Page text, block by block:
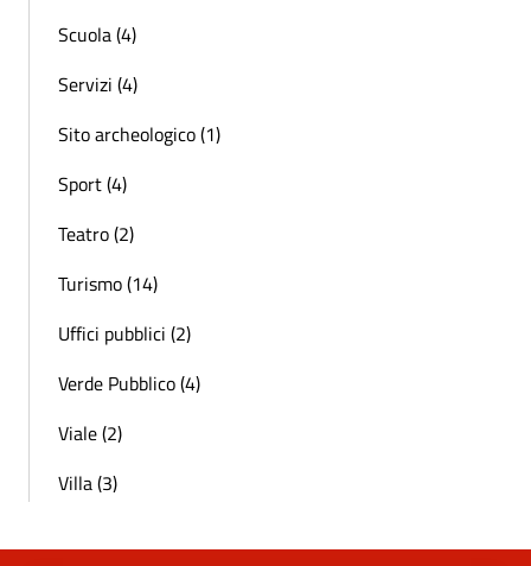
Scuola (4)
Servizi (4)
Sito archeologico (1)
Sport (4)
Teatro (2)
Turismo (14)
Uffici pubblici (2)
Verde Pubblico (4)
Viale (2)
Villa (3)